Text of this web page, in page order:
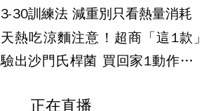
3-30訓練法 減重別只看熱量消耗
天熱吃涼麵注意！超商「這1款」
驗出沙門氏桿菌 買回家1動作很重
正在直播